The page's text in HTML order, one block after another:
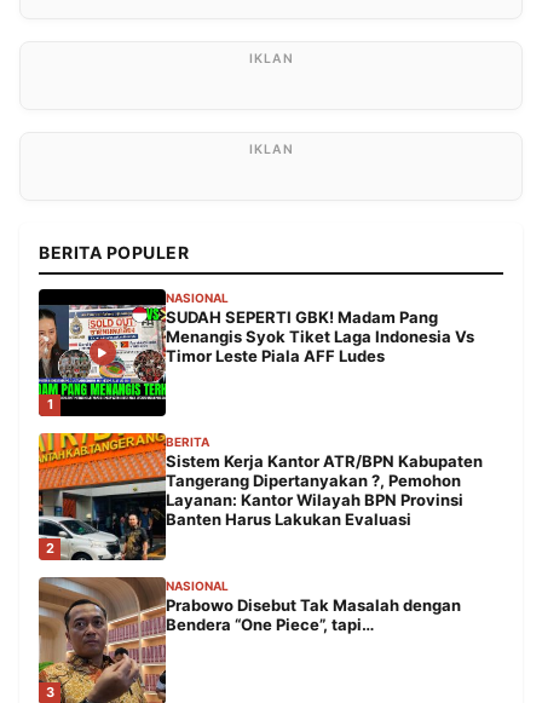
BERITA POPULER
1
NASIONAL
SUDAH SEPERTI GBK! Madam Pang
Menangis Syok Tiket Laga Indonesia Vs
Timor Leste Piala AFF Ludes
2
BERITA
Sistem Kerja Kantor ATR/BPN Kabupaten
Tangerang Dipertanyakan ?, Pemohon
Layanan: Kantor Wilayah BPN Provinsi
Banten Harus Lakukan Evaluasi
3
NASIONAL
Prabowo Disebut Tak Masalah dengan
Bendera “One Piece”, tapi…